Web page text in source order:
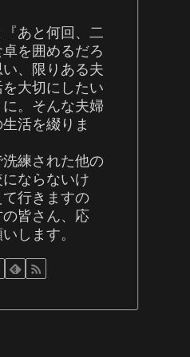
あと何回、二
を囲めるだろ
、限りある夫
大切にしたい
。そんな夫婦
活を綴りま
練された他の
ならないけ
行きますの
皆さん、応
します。